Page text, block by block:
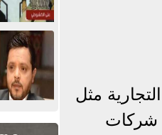
مثل
شركات